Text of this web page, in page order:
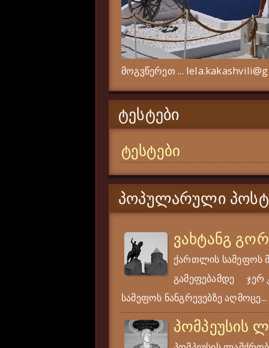
მოგვწერეთ ...
ᲢᲔᲡᲢᲔᲑᲘ
ტესტები
ᲞᲝᲞᲣᲚᲐᲠᲣᲚᲘ
ვახტანგ
ქართლის სამეფოს
გამეფებამდე ჯერ
სამეფოს ნანგრევებზე აღმოცე...
პომპეუსის